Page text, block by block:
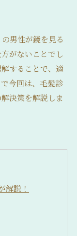
男性が鏡を見る
がないことでし
することで、適
今回は、毛髪診
決策を解説しま
解説！